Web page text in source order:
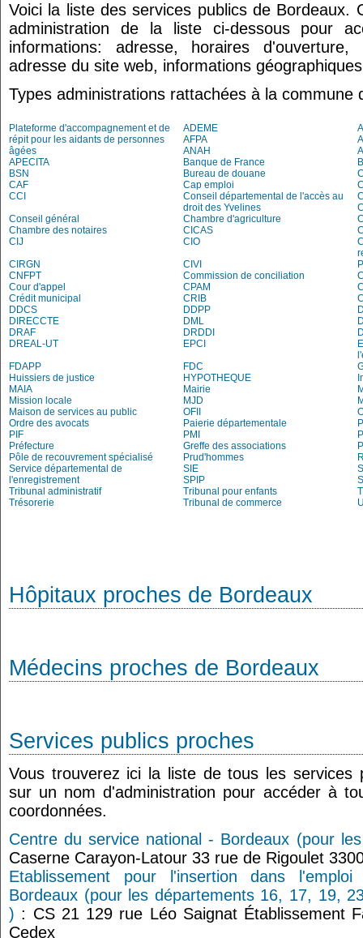
Voici la liste des services publics de Bordeaux.
administration de la liste ci-dessous pour
informations: adresse, horaires
adresse du site web, informations
Types administrations rattachées à la commune
Plateforme d'accompagnement et de
répit pour les aidants de personnes
âgées
ADEME
AFPA
ANAH
APECITA
Banque de France
BSN
Bureau de douane
CAF
Cap emploi
CCI
Conseil départemental de l'accès au
droit des Yvelines
Conseil général
Chambre d'agriculture
Chambre des notaires
CICAS
CIJ
CIO
CIRGN
CIVI
CNFPT
Commission de conciliation
Cour d'appel
CPAM
Crédit municipal
CRIB
DDCS
DDPP
DIRECCTE
DML
DRAF
DRDDI
DREAL-UT
EPCI
FDAPP
FDC
Huissiers de justice
HYPOTHEQUE
MAIA
Mairie
Mission locale
MJD
Maison de services au public
OFII
Ordre des avocats
Paierie départementale
PIF
PMI
Préfecture
Greffe des associations
Pôle de recouvrement spécialisé
Prud'hommes
Service départemental de
l'enregistrement
SIE
SPIP
Tribunal administratif
Tribunal pour enfants
Trésorerie
Tribunal de commerce
Hôpitaux proches de Bordeaux
Médecins proches de Bordeaux
Services publics proches
Vous trouverez ici la liste de tous les services
sur un nom d'administration pour accéder à
coordonnées.
Centre du service national - Bordeaux (pour
Caserne Carayon-Latour 33 rue de Rigoulet
Etablissement pour l'insertion dans
Bordeaux (pour les départements 16, 17, 19,
) : CS 21 129 rue Léo Saignat Établissement
Cedex